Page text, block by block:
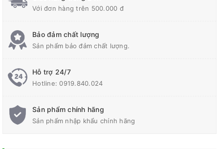
Với đơn hàng trên 500.000 đ
Bảo đảm chất lượng
Sản phẩm bảo đảm chất lượng.
Hỗ trợ 24/7
Hotline:0919.840.024
Sản phẩm chính hãng
Sản phẩm nhập khẩu chính hãng